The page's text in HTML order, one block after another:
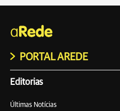
PORTAL AREDE
Editorias
Últimas Notícias